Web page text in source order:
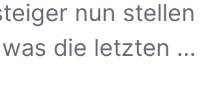
nun
die letzten …